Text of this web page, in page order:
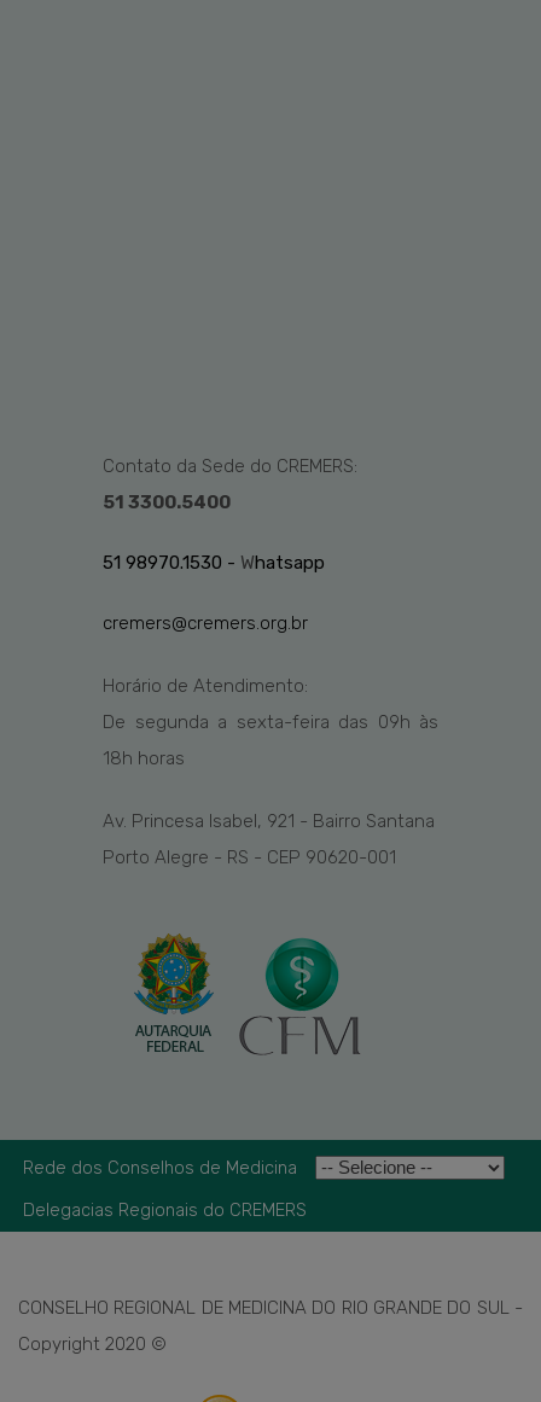
Contato da Sede do CREMERS:
51 3300.5400
51 98970.1530 - Whatsapp
cremers@cremers.org.br
Horário de Atendimento:
De segunda a sexta-feira das 09h às
18h horas
Av. Princesa Isabel, 921 - Bairro Santana
Porto Alegre - RS - CEP 90620-001
Rede dos Conselhos de Medicina
Delegacias Regionais do CREMERS
CONSELHO REGIONAL DE MEDICINA DO RIO GRANDE DO SUL -
Copyright 2020 ©